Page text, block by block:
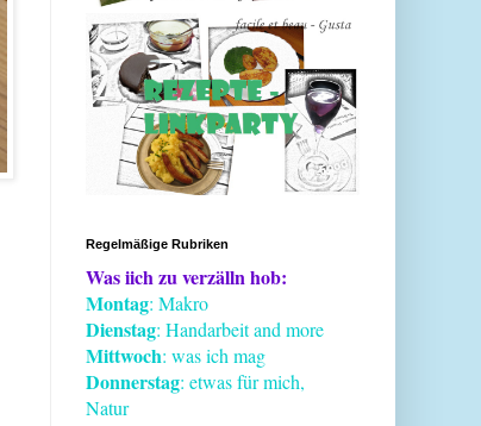
Regelmäßige Rubriken
Was iich zu verzälln hob:
Montag: Makro
Dienstag: Handarbeit and more
Mittwoch: was ich mag
Donnerstag: etwas für mich,
Natur